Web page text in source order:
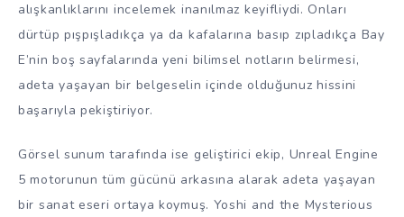
alışkanlıklarını incelemek inanılmaz keyifliydi. Onları
dürtüp pışpışladıkça ya da kafalarına basıp zıpladıkça Bay
E’nin boş sayfalarında yeni bilimsel notların belirmesi,
adeta yaşayan bir belgeselin içinde olduğunuz hissini
başarıyla pekiştiriyor.
Görsel sunum tarafında ise geliştirici ekip, Unreal Engine
5 motorunun tüm gücünü arkasına alarak adeta yaşayan
bir sanat eseri ortaya koymuş. Yoshi and the Mysterious